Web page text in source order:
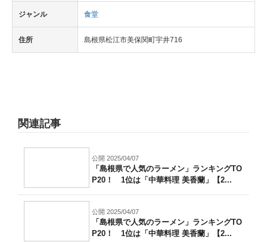
ジャンル 食堂
住所 島根県松江市美保関町宇井716
関連記事
公開 2025/04/07
「島根県で人気のラーメン」ランキングTO
P20！ 1位は「中華料理 美香蘭」【2...
公開 2025/04/07
「島根県で人気のラーメン」ランキングTO
P20！ 1位は「中華料理 美香蘭」【2...